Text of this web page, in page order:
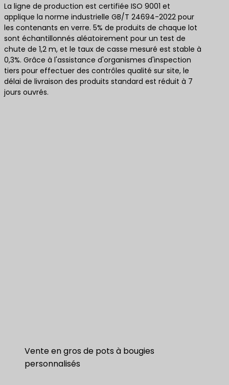
La ligne de production est certifiée ISO 9001 et
applique la norme industrielle GB/T 24694-2022 pour
les contenants en verre. 5% de produits de chaque lot
sont échantillonnés aléatoirement pour un test de
chute de 1,2 m, et le taux de casse mesuré est stable à
0,3%. Grâce à l'assistance d'organismes d'inspection
tiers pour effectuer des contrôles qualité sur site, le
délai de livraison des produits standard est réduit à 7
jours ouvrés.
Vente en gros de pots à bougies
personnalisés